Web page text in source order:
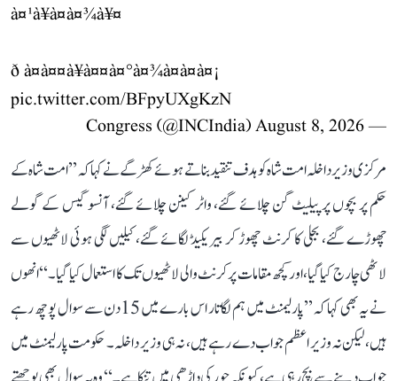
à¤¹à¥à¤à¤¾à¥¤
ð à¤à¤¤à¥à¤¤à¤°à¤¾à¤à¤à¤¡
pic.twitter.com/BFpyUXgKzN
— Congress (@INCIndia)
August 8, 2026
مرکزی وزیر داخلہ امت شاہ کو ہدف تنقید بناتے ہوئے کھڑگے نے کہا کہ ’’امت شاہ کے
حکم پر بچوں پر پیلیٹ گن چلائے گئے، واٹر کینن چلائے گئے، آنسو گیس کے گولے
چھوڑے گئے، بجلی کا کرنٹ چھوڑ کر بیریکیڈ لگائے گئے، کیلیں لگی ہوئی لاٹھیوں سے
لاٹھی چارج کیا گیا، اور کچھ مقامات پر کرنٹ والی لاٹھیوں تک کا استعمال کیا گیا۔‘‘ انھوں
نے یہ بھی کہا کہ ’’پارلیمنٹ میں ہم لگاتار اس بارے میں 15 دن سے سوال پوچھ رہے
ہیں، لیکن نہ وزیر اعظم جواب دے رہے ہیں، نہ ہی وزیر داخلہ۔ حکومت پارلیمنٹ میں